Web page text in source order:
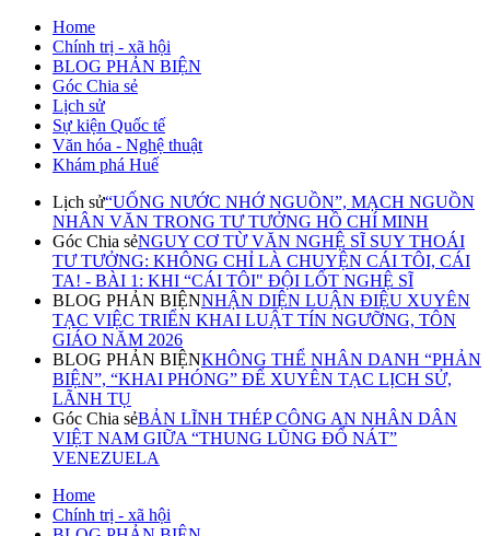
Home
Chính trị - xã hội
BLOG PHẢN BIỆN
Góc Chia sẻ
Lịch sử
Sự kiện Quốc tế
Văn hóa - Nghệ thuật
Khám phá Huế
Lịch sử“UỐNG NƯỚC NHỚ NGUỒN”, MẠCH NGUỒN
NHÂN VĂN TRONG TƯ TƯỞNG HỒ CHÍ MINH
Góc Chia sẻNGUY CƠ TỪ VĂN NGHỆ SĨ SUY THOÁI
TƯ TƯỞNG: KHÔNG CHỈ LÀ CHUYỆN CÁI TÔI, CÁI
TA! - BÀI 1: KHI “CÁI TÔI" ĐỘI LỐT NGHỆ SĨ
BLOG PHẢN BIỆNNHẬN DIỆN LUẬN ĐIỆU XUYÊN
TẠC VIỆC TRIỂN KHAI LUẬT TÍN NGƯỠNG, TÔN
GIÁO NĂM 2026
BLOG PHẢN BIỆNKHÔNG THỂ NHÂN DANH “PHẢN
BIỆN”, “KHAI PHÓNG” ĐỂ XUYÊN TẠC LỊCH SỬ,
LÃNH TỤ
Góc Chia sẻBẢN LĨNH THÉP CÔNG AN NHÂN DÂN
VIỆT NAM GIỮA “THUNG LŨNG ĐỔ NÁT”
VENEZUELA
Home
Chính trị - xã hội